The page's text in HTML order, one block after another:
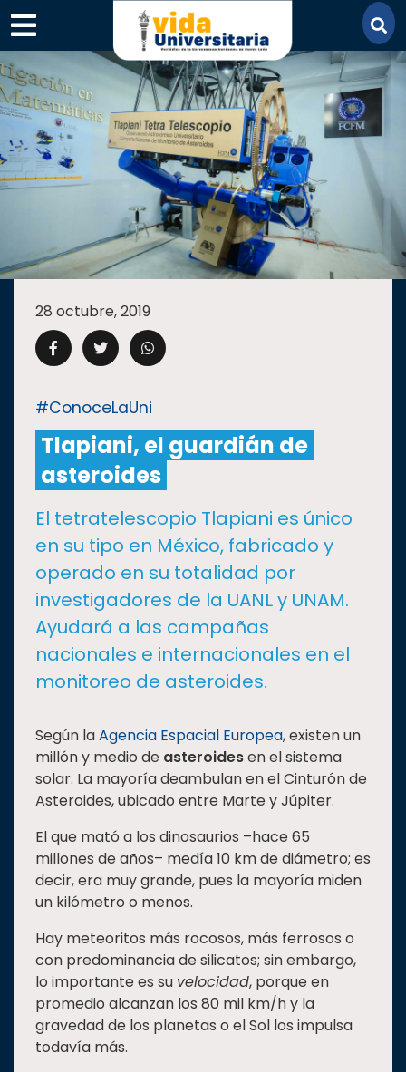
×
ACADEMIA
CAMPUS UANL
CULTURA
I+D+IEXPERTOS
SALUD
SUSTENTABILIDAD
TEMAS
Oferta
educativa
Estudiantes
Rectoría
Investigación
Responsabilidad
social
Vinculación
Historia
28 octubre, 2019
#ConoceLaUni
Tlapiani, el guardián de
asteroides
El tetratelescopio Tlapiani es único
en su tipo en México, fabricado y
operado en su totalidad por
investigadores de la UANL y UNAM.
Ayudará a las campañas
nacionales e internacionales en el
monitoreo de asteroides.
Según laAgencia Espacial Europea, existen un
millón y medio de asteroidesen el sistema
solar. La mayoría deambulan en el Cinturón de
Asteroides, ubicado entre Marte y Júpiter.
El que mató a los dinosaurios –hace 65
millones de años– medía 10 km de diámetro; es
decir, era muy grande, pues la mayoría miden
un kilómetro o menos.
Hay meteoritos más rocosos, más ferrosos o
con predominancia de silicatos; sin embargo,
lo importante es su velocidad, porque en
promedio alcanzan los 80 mil km/h y la
gravedad de los planetas o el Sol los impulsa
todavía más.